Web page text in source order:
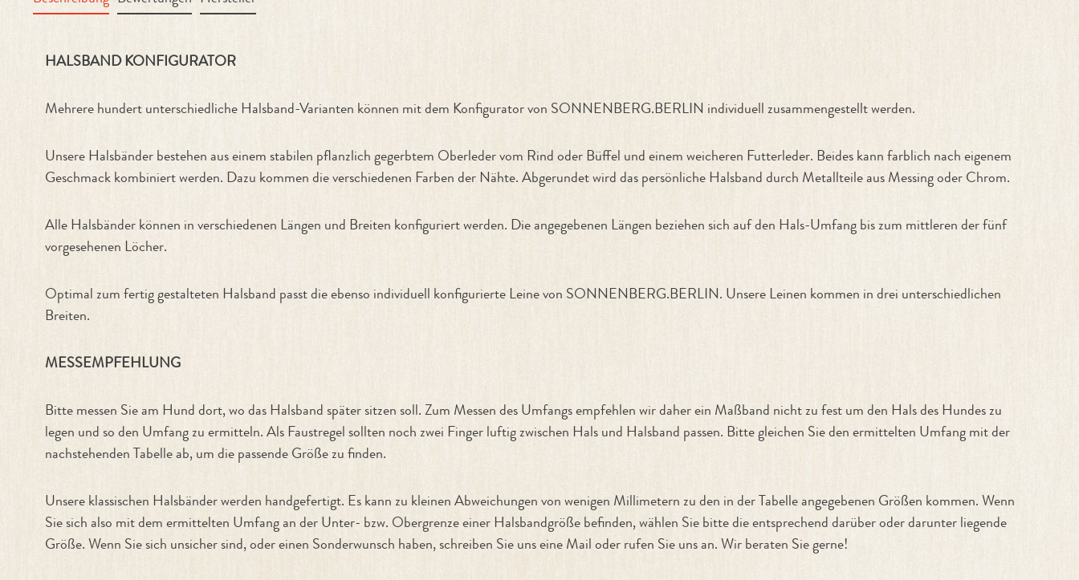
Produktinformationen "Halsband Konfigurator"
HALSBAND KONFIGURATOR
Mehrere hundert unterschiedliche Halsband-Varianten können mit dem Konfigurator von SONNENBERG.BERLIN individuell zusammengestellt werden.
Unsere Halsbänder bestehen aus einem stabilen pflanzlich gegerbtem Oberleder vom Rind oder Büffel und einem weicheren Futterleder. Beides kann farblich nach eigenem
Geschmack kombiniert werden. Dazu kommen die verschiedenen Farben der Nähte. Abgerundet wird das persönliche Halsband durch Metallteile aus Messing oder Chrom.
Alle Halsbänder können in verschiedenen Längen und Breiten konfiguriert werden. Die angegebenen Längen beziehen sich auf den Hals-Umfang bis zum mittleren der fünf
vorgesehenen Löcher.
Optimal zum fertig gestalteten Halsband passt die ebenso individuell konfigurierte Leine von SONNENBERG.BERLIN. Unsere Leinen kommen in drei unterschiedlichen
Breiten.
MESSEMPFEHLUNG
Bitte messen Sie am Hund dort, wo das Halsband später sitzen soll. Zum Messen des Umfangs empfehlen wir daher ein Maßband nicht zu fest um den Hals des Hundes zu
legen und so den Umfang zu ermitteln. Als Faustregel sollten noch zwei Finger luftig zwischen Hals und Halsband passen. Bitte gleichen Sie den ermittelten Umfang mit der
nachstehenden Tabelle ab, um die passende Größe zu finden.
Unsere klassischen Halsbänder werden handgefertigt. Es kann zu kleinen Abweichungen von wenigen Millimetern zu den in der Tabelle angegebenen Größen kommen. Wenn
Sie sich also mit dem ermittelten Umfang an der Unter- bzw. Obergrenze einer Halsbandgröße befinden, wählen Sie bitte die entsprechend darüber oder darunter liegende
Größe. Wenn Sie sich unsicher sind, oder einen Sonderwunsch haben, schreiben Sie uns eine Mail oder rufen Sie uns an. Wir beraten Sie gerne!